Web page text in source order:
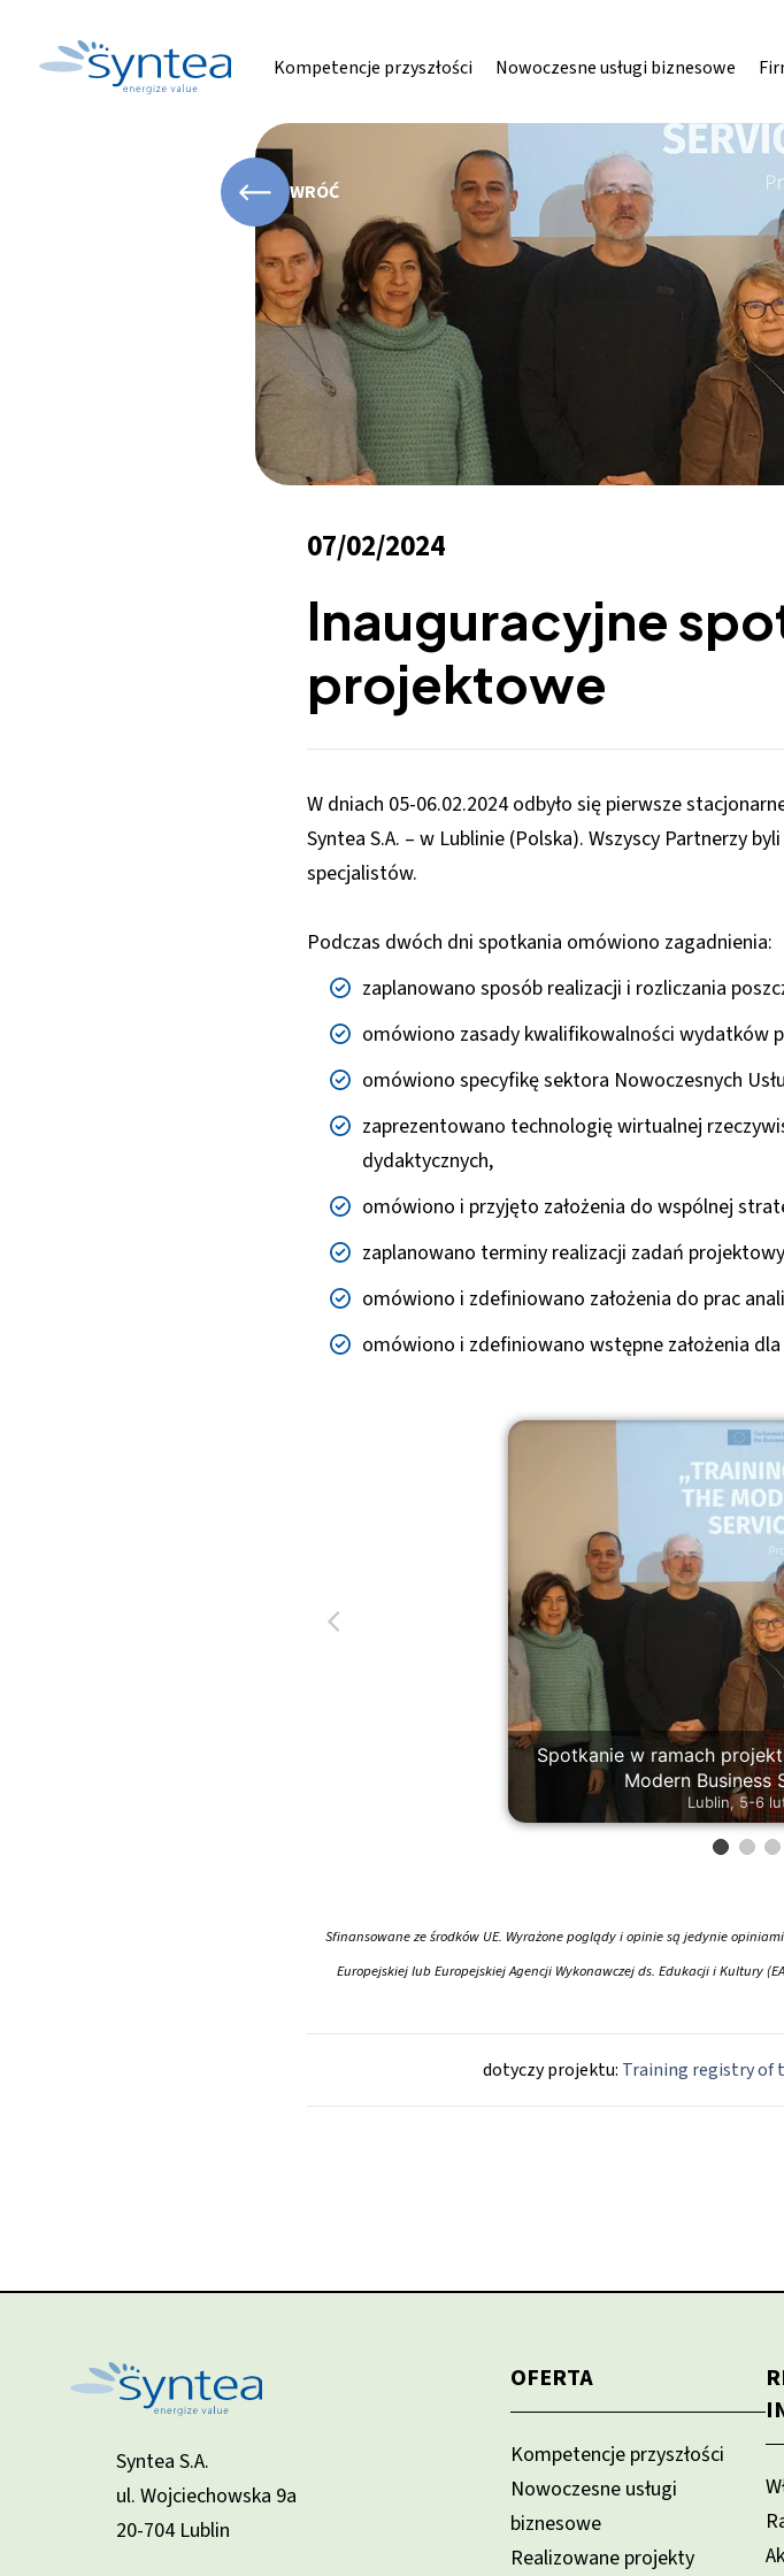
Kompetencje przyszłości Nowoczesne usługi biznesowe
WRÓĆ
07/02/2024
Inauguracyjne
projektowe
W dniach 05-06.02.2024 odbyło się pierwsze
Syntea S.A. – w Lublinie (Polska). Wszyscy Partnerzy
specjalistów.
Podczas dwóch dni spotkania omówiono zagadnienia:
zaplanowano sposób realizacji i rozliczania
omówiono zasady kwalifikowalności wydatków
omówiono specyfikę sektora Nowoczesnych
zaprezentowano technologię wirtualnej
dydaktycznych,
omówiono i przyjęto założenia do wspólnej
zaplanowano terminy realizacji zadań
omówiono i zdefiniowano założenia do prac
omówiono i zdefiniowano wstępne założenia
Spotkanie w ramach
Modern Business
Lublin, 5-6
Sfinansowane ze środków UE. Wyrażone poglądy i opinie są jedynie
Europejskiej lub Europejskiej Agencji Wykonawczej ds. Edukacji i Kultury
dotyczy projektu: Training registry of
Syntea S.A.
ul. Wojciechowska 9a
20-704 Lublin
OFERTA
Kompetencje przyszłości
Nowoczesne usługi
biznesowe
Realizowane projekty